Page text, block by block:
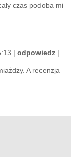
czas podoba mi
|odpowiedz |
A recenzja